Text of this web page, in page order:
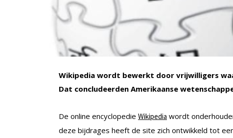
Wikipedia wordt bewerkt door vrijwilligers
Dat concludeerden Amerikaanse
De online encyclopedie Wikipedia wordt
deze bijdrages heeft de site zich ontwikkeld tot